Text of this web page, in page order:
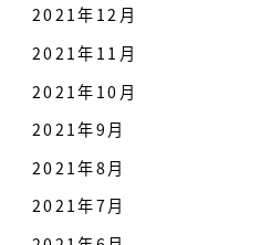
2021年12月
2021年11月
2021年10月
2021年9月
2021年8月
2021年7月